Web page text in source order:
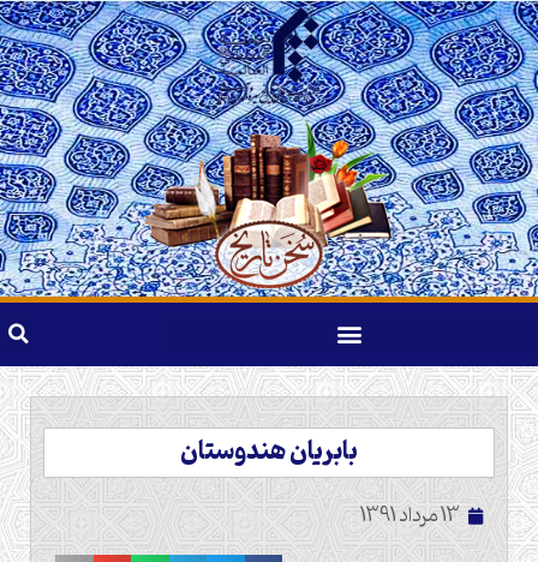
بابریان هندوستان
13 مرداد 1391